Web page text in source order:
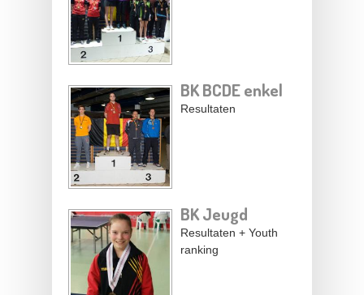
BK BCDE enkel
Resultaten
BK Jeugd
Resultaten + Youth
ranking